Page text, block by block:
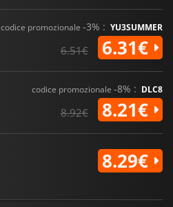
codice promozionale -3% : YU3SUMMER
6.51€ 6.31€
codice promozionale -8% : DLC8
8.92€ 8.21€
8.29€